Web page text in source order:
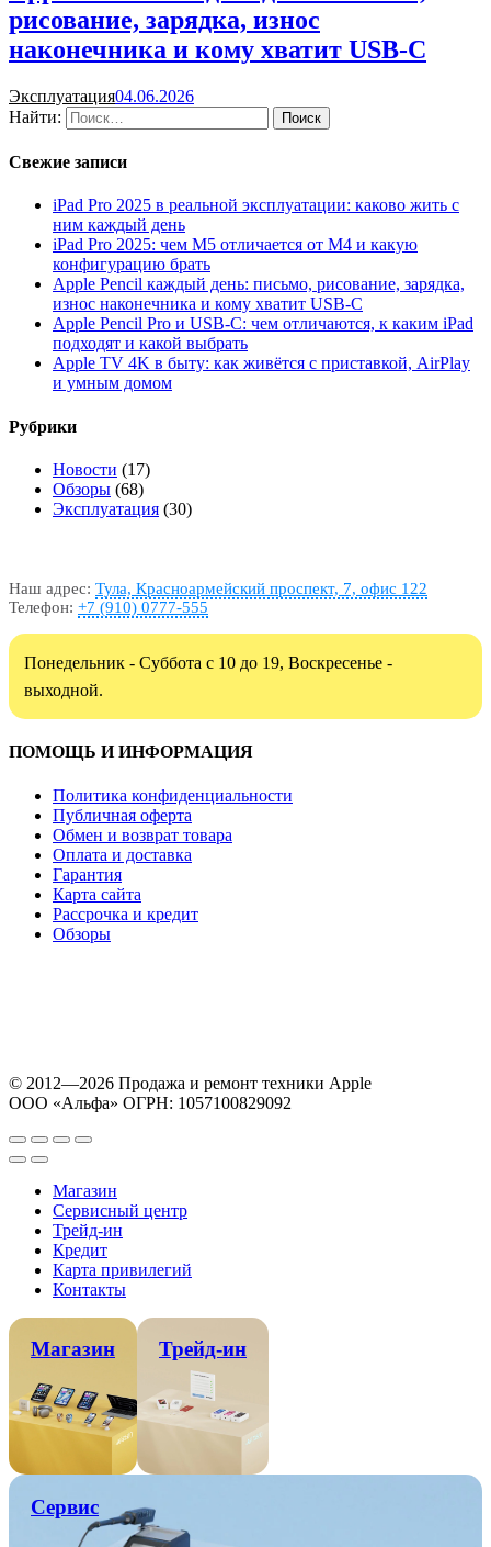
рисование, зарядка, износ
наконечника и кому хватит USB-C
Эксплуатация04.06.2026
Найти:
Свежие записи
iPad Pro 2025 в реальной эксплуатации: каково жить с
ним каждый день
iPad Pro 2025: чем M5 отличается от M4 и какую
конфигурацию брать
Apple Pencil каждый день: письмо, рисование, зарядка,
износ наконечника и кому хватит USB-C
Apple Pencil Pro и USB-C: чем отличаются, к каким iPad
подходят и какой выбрать
Apple TV 4K в быту: как живётся с приставкой, AirPlay
и умным домом
Рубрики
Новости (17)
Обзоры (68)
Эксплуатация (30)
Наш адрес: Тула, Красноармейский проспект, 7, офис 122
Телефон: +7 (910) 0777-555
Понедельник - Суббота с 10 до 19, Воскресенье -
выходной.
ПОМОЩЬ И ИНФОРМАЦИЯ
Политика конфиденциальности
Публичная оферта
Обмен и возврат товара
Оплата и доставка
Гарантия
Карта сайта
Рассрочка и кредит
Обзоры
© 2012—2026 Продажа и ремонт техники Apple
ООО «Альфа» ОГРН: 1057100829092
Магазин
Сервисный центр
Трейд-ин
Кредит
Карта привилегий
Контакты
Магазин Трейд-ин
Сервис